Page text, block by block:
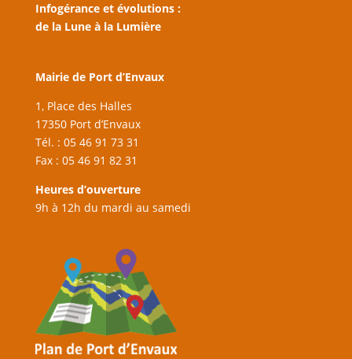
Infogérance et évolutions :
de la Lune à la Lumière
Mairie de Port d’Envaux
1, Place des Halles
17350 Port d’Envaux
Tél. : 05 46 91 73 31
Fax : 05 46 91 82 31
Heures d’ouverture
9h à 12h du mardi au samedi